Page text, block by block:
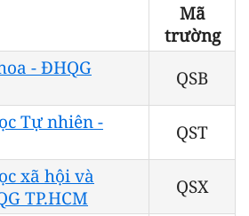
Mã
trường
- ĐHQG
QSB
Tự nhiên -
QST
xã hội và
TP.HCM
QSX